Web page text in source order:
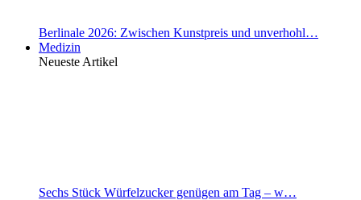
Berlinale 2026: Zwischen Kunstpreis und unverhohl…
Medizin
Neueste Artikel
Sechs Stück Würfelzucker genügen am Tag – w…